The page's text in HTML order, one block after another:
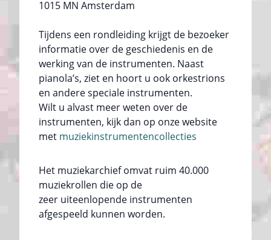
1015 MN Amsterdam
Tijdens een rondleiding krijgt de bezoeker
informatie over de geschiedenis en de
werking van de instrumenten. Naast
pianola’s, ziet en hoort u ook orkestrions
en andere speciale instrumenten.
Wilt u alvast meer weten over de
instrumenten, kijk dan op onze website
met muziekinstrumentencollecties
Het muziekarchief omvat ruim 40.000
muziekrollen die op de
zeer uiteenlopende instrumenten
afgespeeld kunnen worden.